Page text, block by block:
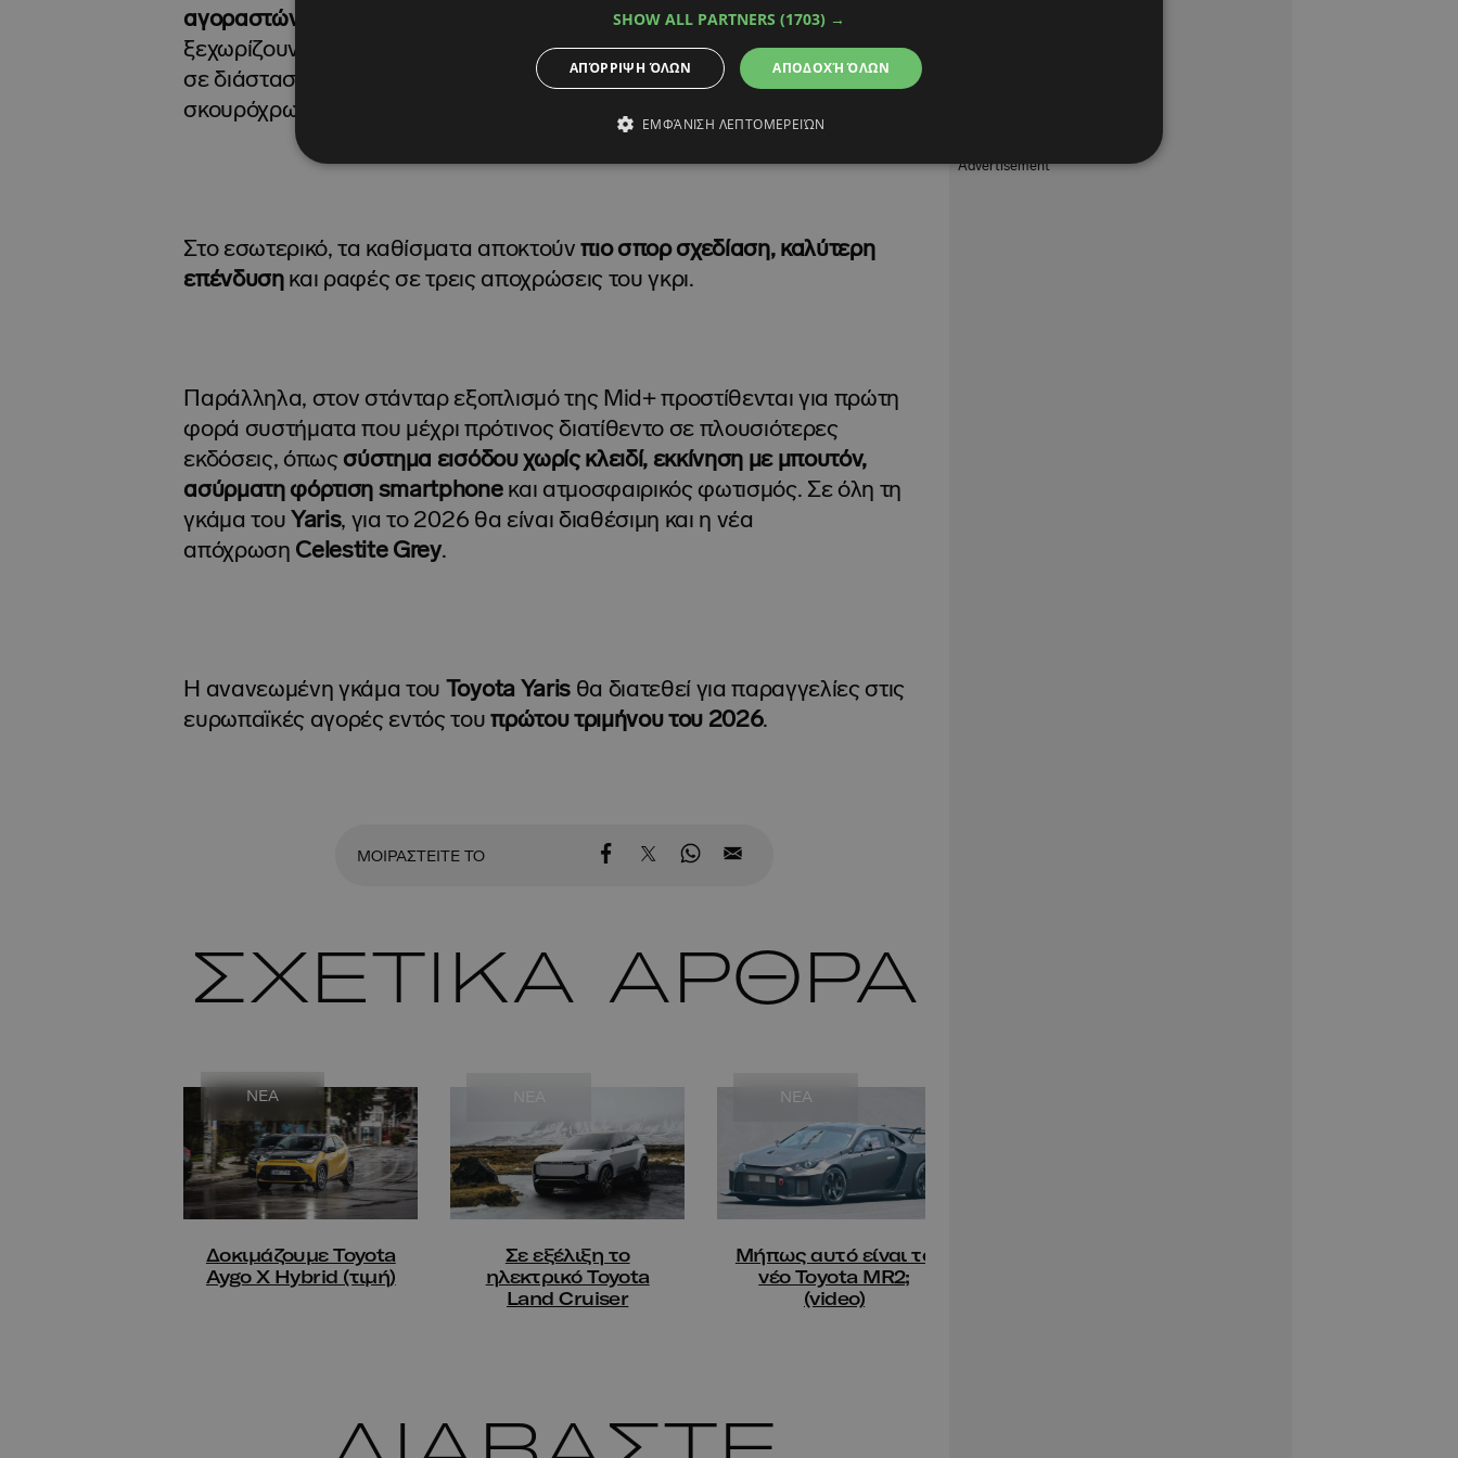
αγοραστών
, αναβαθμίζεται αισθητικά και τεχνολογικά. Στο εξωτερικό,
ξεχωρίζουν οι
νέες μαύρες ματ ζάντες αλουμινίου 17 ιντσών– αυξημένες
σε διάσταση σε σχέση με τις προηγούμενες 16άρες – καθώς και τα
σκουρόχρωμα μπουλόνια.
Στο εσωτερικό, τα καθίσματα αποκτούνπιο σπορ σχεδίαση, καλύτερη
επένδυσηκαι ραφές σε τρεις αποχρώσεις του γκρι.
Παράλληλα, στον στάνταρ εξοπλισμό της Mid+ προστίθενται για πρώτη
φορά συστήματα που μέχρι πρότινος διατίθεντο σε πλουσιότερες
εκδόσεις, όπως σύστημα εισόδου χωρίς κλειδί, εκκίνηση με μπουτόν,
ασύρματη φόρτιση smartphoneκαι ατμοσφαιρικός φωτισμός. Σε όλη τη
γκάμα του Yaris, για το 2026 θα είναι διαθέσιμη και η νέα
απόχρωση Celestite Grey.
Η ανανεωμένη γκάμα του Toyota Yarisθα διατεθεί για παραγγελίες στις
ευρωπαϊκές αγορές εντός του πρώτου τριμήνου του 2026.
ΜΟΙΡΑΣΤΕΙΤΕ ΤΟ
ΣΧΕΤΙΚΑ ΑΡΘΡΑ
Δοκιμάζουμε Toyota
Aygo X Hybrid (τιμή)
NEA
Σε εξέλιξη το
ηλεκτρικό Toyota
Land Cruiser
Μήπως αυτό είναι το
νέο Toyota MR2;
(video)
NEA
SHOW ALL PARTNERS (1703) →
ΑΠΟΔΟΧΉ ΌΛΩΝ
ΑΠΌΡΡΙΨΗ ΌΛΩΝ
ΕΜΦΆΝΙΣΗ ΛΕΠΤΟΜΕΡΕΙΏΝ